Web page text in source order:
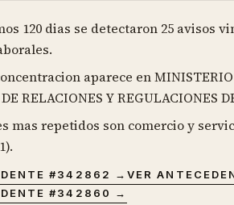
120 dias se detectaron 25 avisos
aparece en
RELACIONES Y REGULACIONES
mas repetidos son comercio y
#342862 →VER
#342860 →